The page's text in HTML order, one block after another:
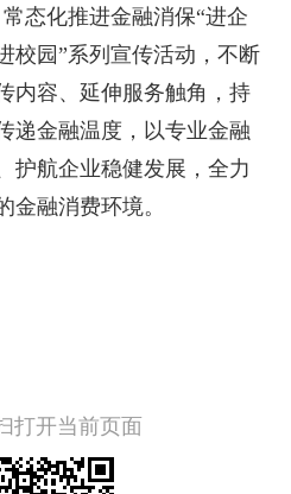
态化推进金融消保“进企
校园”系列宣传活动，不断
内容、延伸服务触角，持
递金融温度，以专业金融
护航企业稳健发展，全力
金融消费环境。
打开当前页面